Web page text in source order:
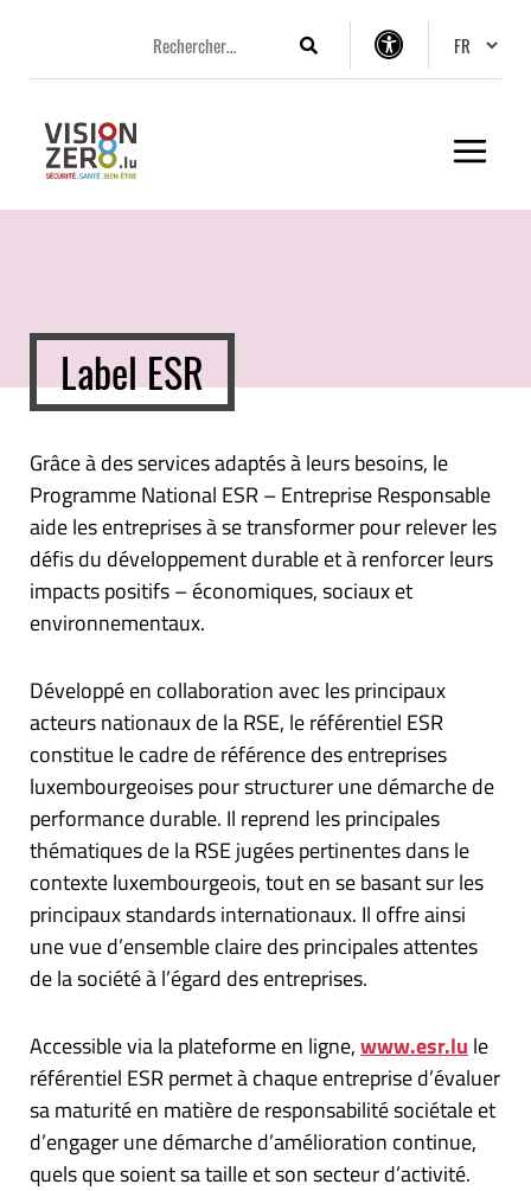
menu
contenu
pied
Rechercher
Options
Label ESR
Grâce à des services adaptés à leurs besoins, le
Programme National ESR – Entreprise Responsable
aide les entreprises à se transformer pour relever les
défis du développement durable et à renforcer leurs
impacts positifs – économiques, sociaux et
environnementaux.
Développé en collaboration avec les principaux
acteurs nationaux de la RSE, le référentiel ESR
constitue le cadre de référence des entreprises
luxembourgeoises pour structurer une démarche de
performance durable. Il reprend les principales
thématiques de la RSE jugées pertinentes dans le
contexte luxembourgeois, tout en se basant sur les
principaux standards internationaux. Il offre ainsi
une vue d’ensemble claire des principales attentes
de la société à l’égard des entreprises.
Accessible via la plateforme en ligne,www.esr.lu le
référentiel ESR permet à chaque entreprise d’évaluer
sa maturité en matière de responsabilité sociétale et
d’engager une démarche d’amélioration continue,
quels que soient sa taille et son secteur d’activité.